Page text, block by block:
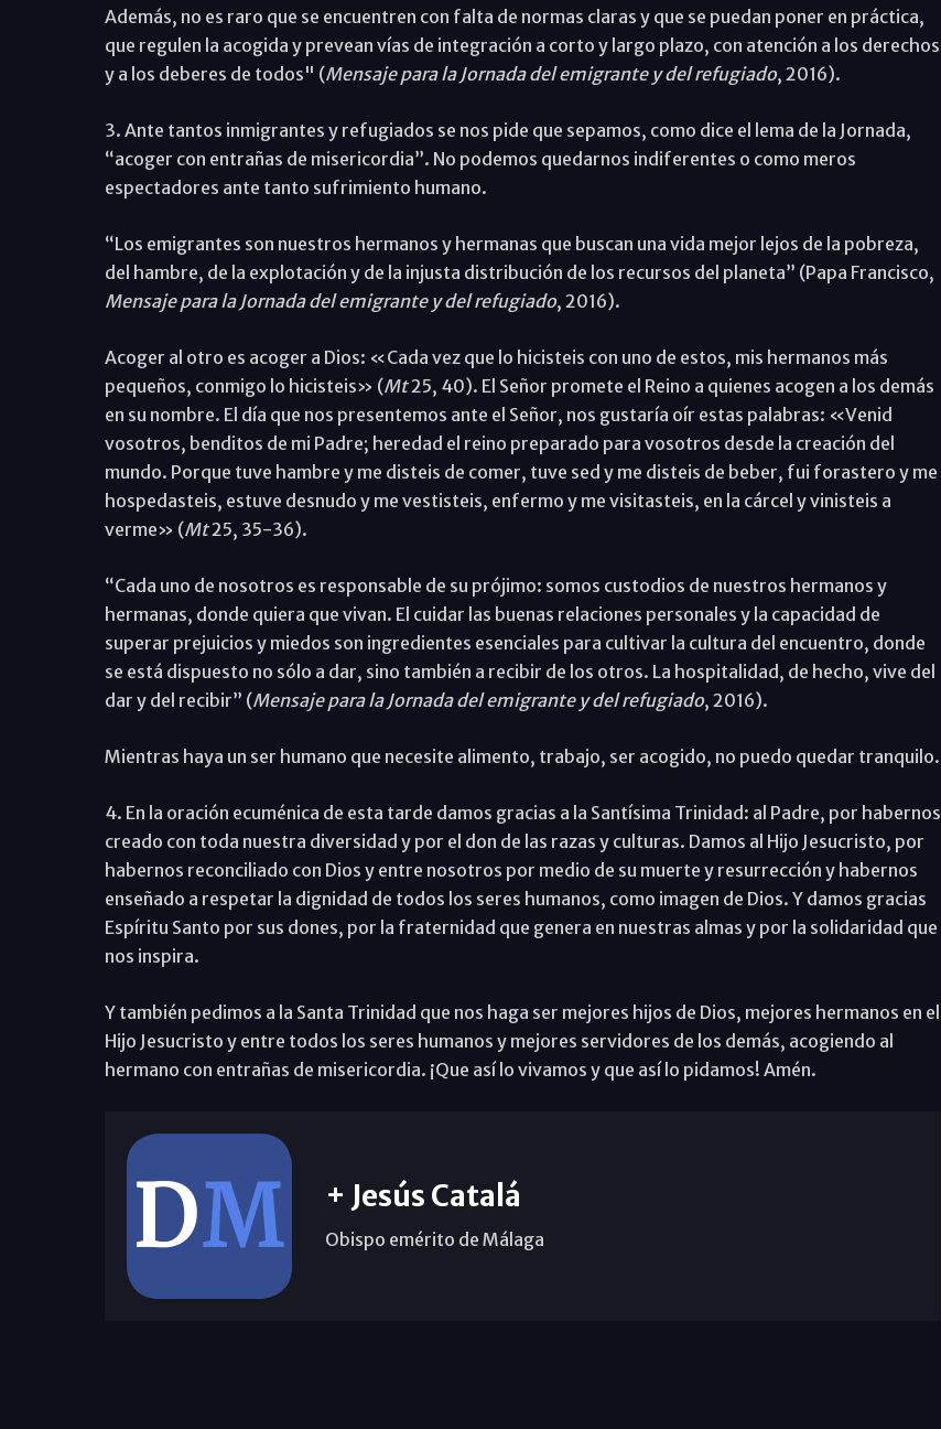
Además, no es raro que se encuentren con falta de normas claras y que se puedan poner en práctica,
que regulen la acogida y prevean vías de integración a corto y largo plazo, con atención a los derechos
y a los deberes de todos" (Mensaje para la Jornada del emigrante y del refugiado, 2016).
3. Ante tantos inmigrantes y refugiados se nos pide que sepamos, como dice el lema de la Jornada,
“acoger con entrañas de misericordia”. No podemos quedarnos indiferentes o como meros
espectadores ante tanto sufrimiento humano.
“Los emigrantes son nuestros hermanos y hermanas que buscan una vida mejor lejos de la pobreza,
del hambre, de la explotación y de la injusta distribución de los recursos del planeta” (Papa Francisco,
Mensaje para la Jornada del emigrante y del refugiado, 2016).
Acoger al otro es acoger a Dios: «Cada vez que lo hicisteis con uno de estos, mis hermanos más
pequeños, conmigo lo hicisteis» (Mt25, 40). El Señor promete el Reino a quienes acogen a los demás
en su nombre. El día que nos presentemos ante el Señor, nos gustaría oír estas palabras: «Venid
vosotros, benditos de mi Padre; heredad el reino preparado para vosotros desde la creación del
mundo. Porque tuve hambre y me disteis de comer, tuve sed y me disteis de beber, fui forastero y me
hospedasteis, estuve desnudo y me vestisteis, enfermo y me visitasteis, en la cárcel y vinisteis a
verme» (Mt25, 35-36).
“Cada uno de nosotros es responsable de su prójimo: somos custodios de nuestros hermanos y
hermanas, donde quiera que vivan. El cuidar las buenas relaciones personales y la capacidad de
superar prejuicios y miedos son ingredientes esenciales para cultivar la cultura del encuentro, donde
se está dispuesto no sólo a dar, sino también a recibir de los otros. La hospitalidad, de hecho, vive del
dar y del recibir” (Mensaje para la Jornada del emigrante y del refugiado, 2016).
Mientras haya un ser humano que necesite alimento, trabajo, ser acogido, no puedo quedar tranquilo.
4. En la oración ecuménica de esta tarde damos gracias a la Santísima Trinidad: al Padre, por habernos
creado con toda nuestra diversidad y por el don de las razas y culturas. Damos al Hijo Jesucristo, por
habernos reconciliado con Dios y entre nosotros por medio de su muerte y resurrección y habernos
enseñado a respetar la dignidad de todos los seres humanos, como imagen de Dios. Y damos gracias
Espíritu Santo por sus dones, por la fraternidad que genera en nuestras almas y por la solidaridad que
nos inspira.
Y también pedimos a la Santa Trinidad que nos haga ser mejores hijos de Dios, mejores hermanos en el
Hijo Jesucristo y entre todos los seres humanos y mejores servidores de los demás, acogiendo al
hermano con entrañas de misericordia. ¡Que así lo vivamos y que así lo pidamos! Amén.
+ Jesús Catalá
Obispo emérito de Málaga